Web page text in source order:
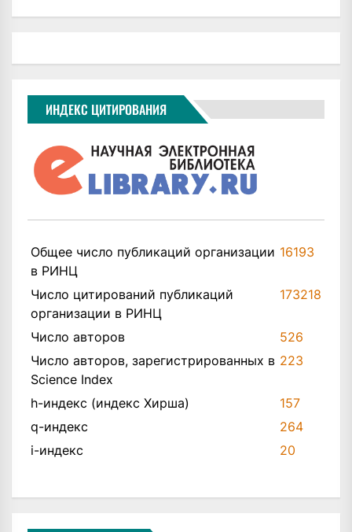
ИНДЕКС ЦИТИРОВАНИЯ
Общее число публикаций организации
в РИНЦ
16193
Число цитирований публикаций
организации в РИНЦ
173218
Число авторов
526
Число авторов, зарегистрированных в
Science Index
223
h-индекс (индекс Хирша)
157
q-индекс
264
i-индекс
20